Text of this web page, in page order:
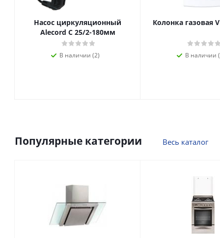
Насос циркуляционный
Alecord C 25/2-180мм
В наличии (2)
Колонка газовая
В наличии
Популярные категории Весь каталог